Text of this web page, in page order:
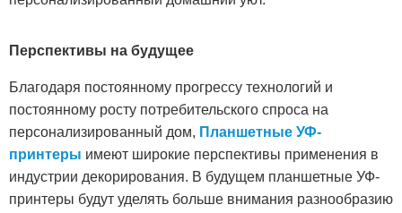
Перспективы на будущее
Благодаря постоянному прогрессу технологий и
постоянному росту потребительского спроса на
персонализированный дом, Планшетные УФ-
принтеры имеют широкие перспективы применения в
индустрии декорирования. В будущем планшетные УФ-
принтеры будут уделять больше внимания разнообразию